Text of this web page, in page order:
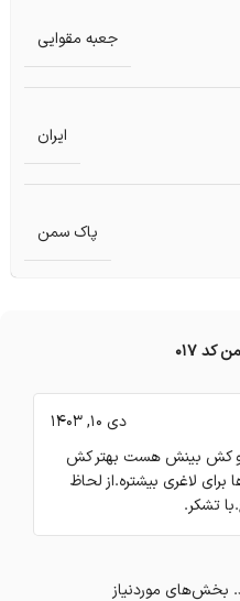
جعبه مقوایی
ایران
پاک سمن
017
دی 10, 1403
و کش بینش هست بهتر کش
برای لاغری بیشتره.از لحاظ
تشکر.
بخش‌های موردنیاز